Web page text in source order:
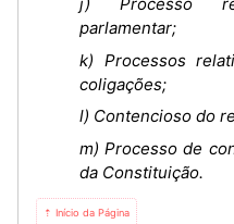
parlamentar;
k) Processos
coligações;
l) Contencioso do
m) Processo de
da Constituição.
⇡ Início da Página